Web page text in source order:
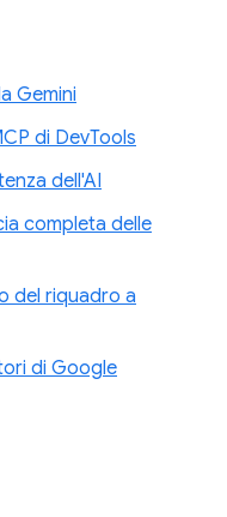
Gemini
di DevTools
dell'AI
completa delle
del riquadro a
di Google